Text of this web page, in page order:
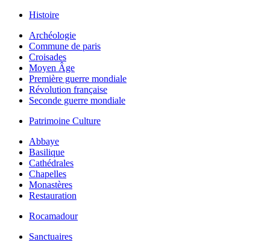
Histoire
Archéologie
Commune de paris
Croisades
Moyen Âge
Première guerre mondiale
Révolution française
Seconde guerre mondiale
Patrimoine Culture
Abbaye
Basilique
Cathédrales
Chapelles
Monastères
Restauration
Rocamadour
Sanctuaires